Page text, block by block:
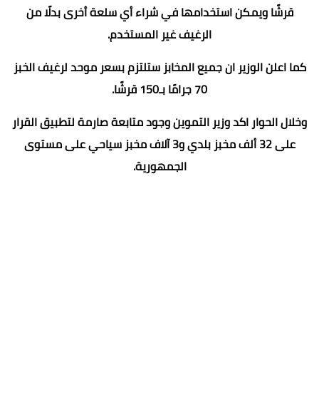
قرشًا ويمكن استخدامها في شراء أي سلعة أخرى بدلًا من
الرغيف غير المستخدم.
كما اعلن الوزير ان جميع المخابز ستلتزم بسعر موحد لرغيف الخبز
70 جرامًا بـ150 قرشًا.
وخلال الحوار اكد وزير التموين وجود متابعة صارمة لتطبيق القرار
على 32 ألف مخبز بلدي و3 آلاف مخبز سياحي على مستوى
الجمهورية.